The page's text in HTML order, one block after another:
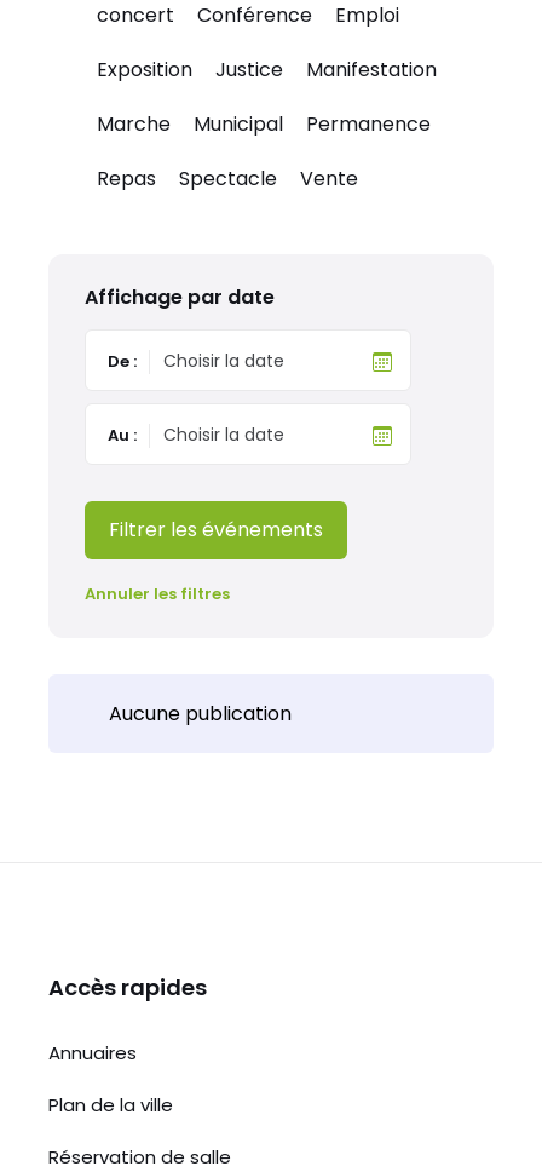
concert
Conférence
Emploi
Exposition
Justice
Manifestation
Marche
Municipal
Permanence
Repas
Spectacle Vente
Affichage par date
De :
Au :
Filtrer les événements
Annuler les filtres
Aucune publication
Accès rapides
Annuaires
Plan de la ville
Réservation de salle